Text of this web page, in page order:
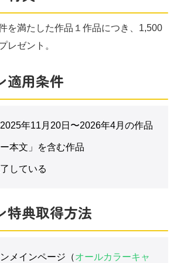
を満たした作品１作品につき、1,500
レゼント。
適用条件
年11月20日〜2026年4月の作品
本文」を含む作品
している
特典取得方法
メインページ（オールカラーキャ